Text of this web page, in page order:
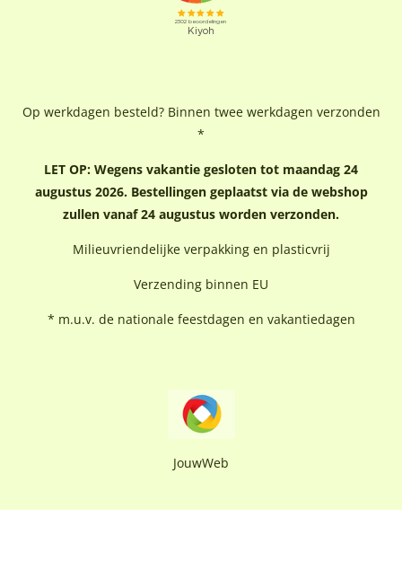
Op werkdagen besteld? Binnen twee werkdagen verzonden
*
LET OP: Wegens vakantie gesloten tot maandag 24
augustus 2026. Bestellingen geplaatst via de webshop
zullen vanaf 24 augustus worden verzonden.
Milieuvriendelijke verpakking en plasticvrij
Verzending binnen EU
* m.u.v. de nationale feestdagen en vakantiedagen
JouwWeb